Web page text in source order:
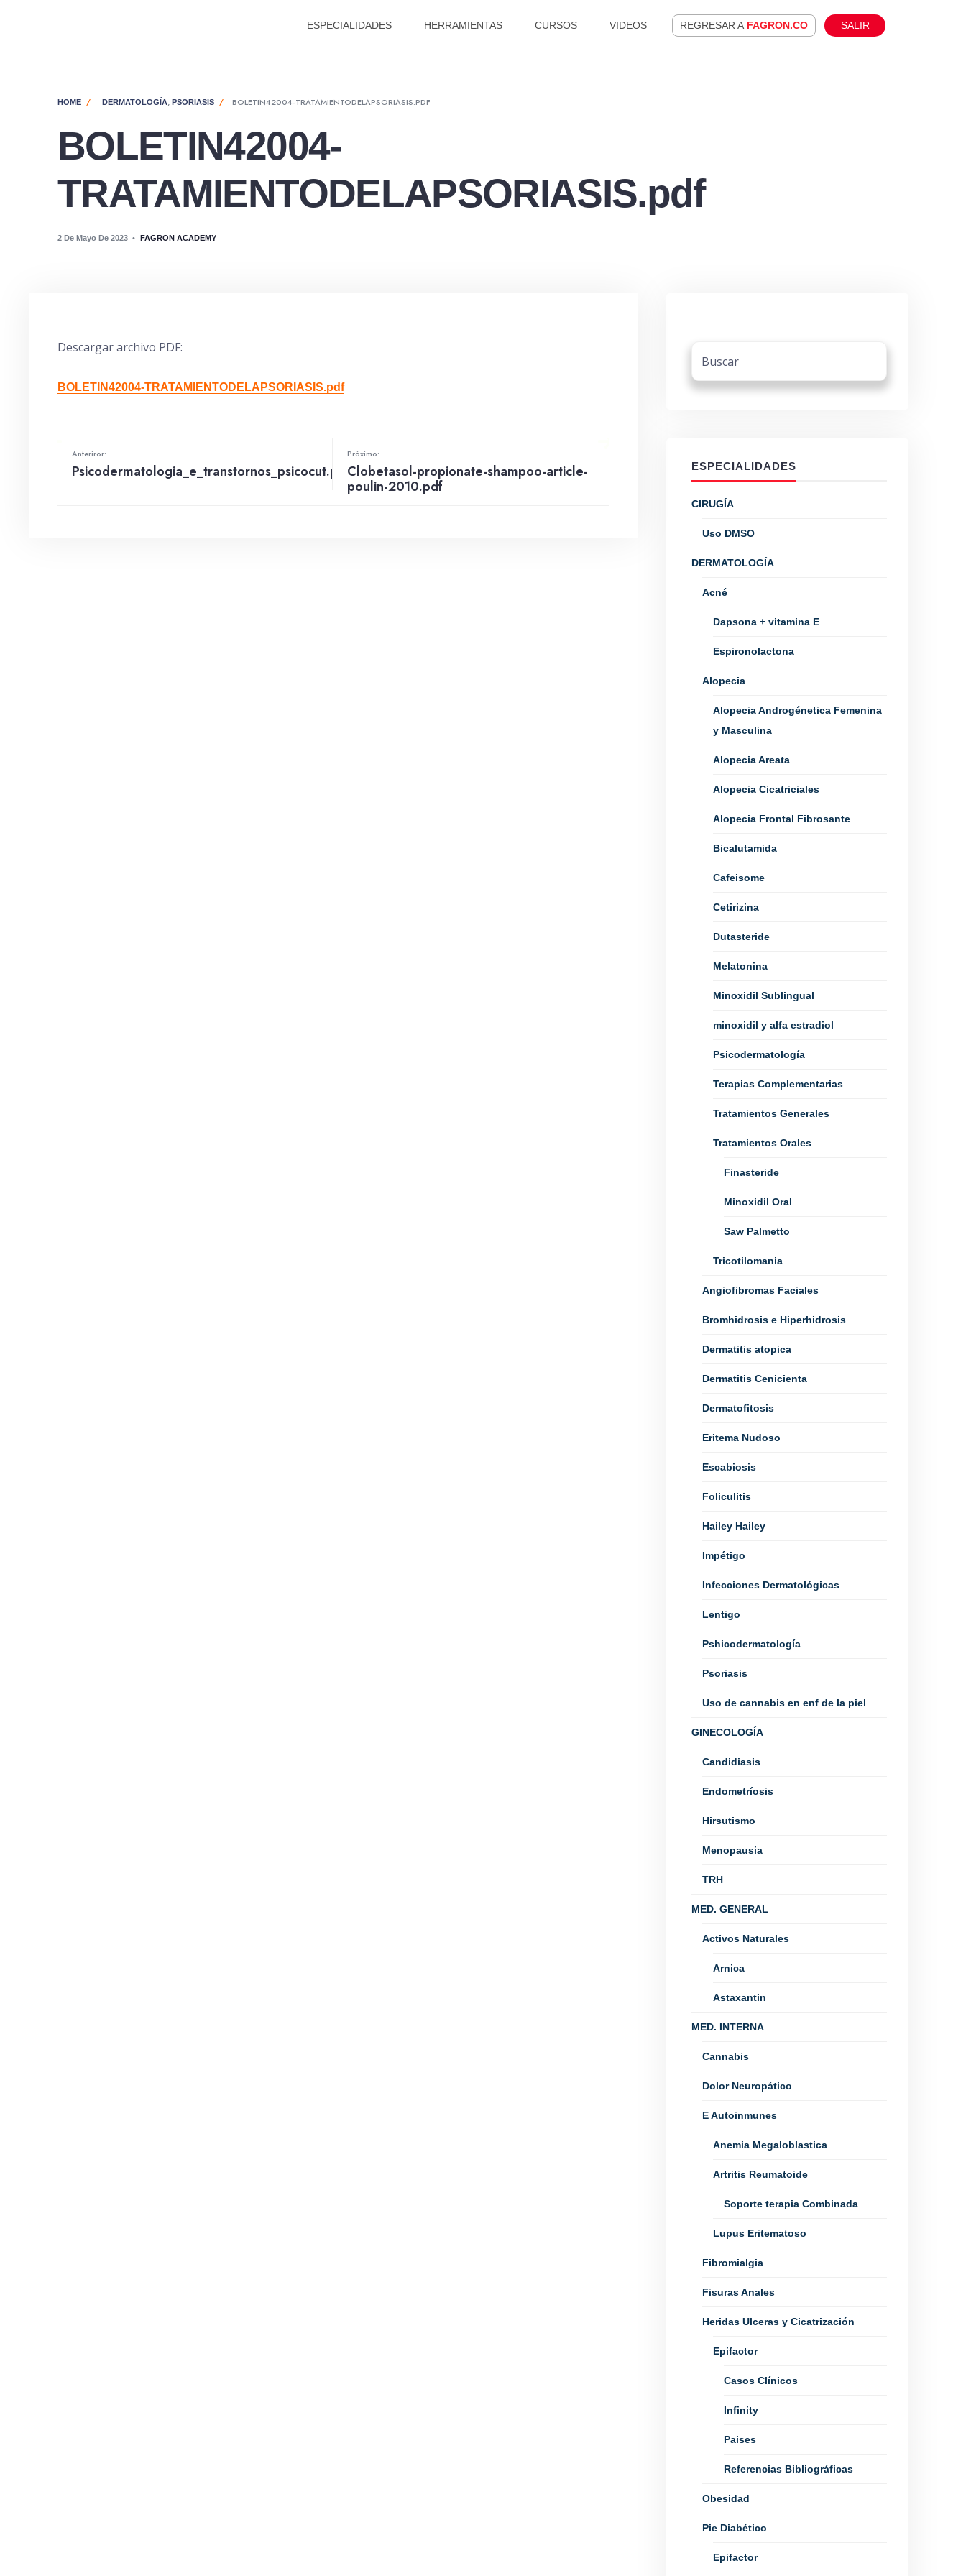
ESPECIALIDADES HERRAMIENTAS CURSOS VIDEOS REGRESAR A FAGRON.CO SALIR
HOME DERMATOLOGÍA, PSORIASIS BOLETIN42004-TRATAMIENTODELAPSORIASIS.PDF
BOLETIN42004-
TRATAMIENTODELAPSORIASIS.pdf
2 De Mayo De 2023 • FAGRON ACADEMY
Descargar archivo PDF:
BOLETIN42004-TRATAMIENTODELAPSORIASIS.pdf
Anteriror:
Psicodermatologia_e_transtornos_psicocut.pdf
Próximo:
Clobetasol-propionate-shampoo-article-
poulin-2010.pdf
ESPECIALIDADES
CIRUGÍA
Uso DMSO
DERMATOLOGÍA
Acné
Dapsona + vitamina E
Espironolactona
Alopecia
Alopecia Androgénetica Femenina
y Masculina
Alopecia Areata
Alopecia Cicatriciales
Alopecia Frontal Fibrosante
Bicalutamida
Cafeisome
Cetirizina
Dutasteride
Melatonina
Minoxidil Sublingual
minoxidil y alfa estradiol
Psicodermatología
Terapias Complementarias
Tratamientos Generales
Tratamientos Orales
Finasteride
Minoxidil Oral
Saw Palmetto
Tricotilomania
Angiofibromas Faciales
Bromhidrosis e Hiperhidrosis
Dermatitis atopica
Dermatitis Cenicienta
Dermatofitosis
Eritema Nudoso
Escabiosis
Foliculitis
Hailey Hailey
Impétigo
Infecciones Dermatológicas
Lentigo
Pshicodermatología
Psoriasis
Uso de cannabis en enf de la piel
GINECOLOGÍA
Candidiasis
Endometríosis
Hirsutismo
Menopausia
TRH
MED. GENERAL
Activos Naturales
Arnica
Astaxantin
MED. INTERNA
Cannabis
Dolor Neuropático
E Autoinmunes
Anemia Megaloblastica
Artritis Reumatoide
Soporte terapia Combinada
Lupus Eritematoso
Fibromialgia
Fisuras Anales
Heridas Ulceras y Cicatrización
Epifactor
Casos Clínicos
Infinity
Paises
Referencias Bibliográficas
Obesidad
Pie Diabético
Epifactor